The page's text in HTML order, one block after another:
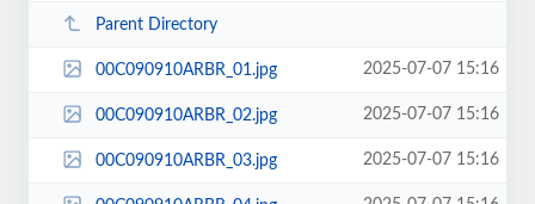
Parent Directory
00C090910ARBR_01.jpg 2025-07-07 15:16
00C090910ARBR_02.jpg 2025-07-07 15:16
00C090910ARBR_03.jpg 2025-07-07 15:16